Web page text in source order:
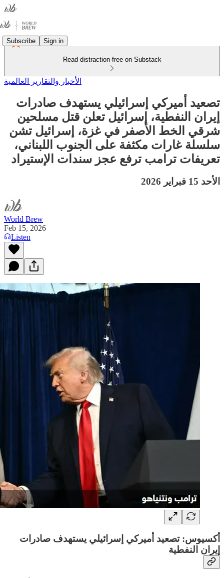
Subscribe Sign in
Read distraction-free on Substack
الأخبار والتقارير العالمية
تصعيد أميركي إسرائيلي يستهدف صادرات
إيران النفطية، إسرائيل تعلن قتل مسلحين
شرقي الخط الأصفر في غزة، إسرائيل تشن
سلسلة غارات مكثفة على الجنوب اللبناني،
تعريفات ترامب ترفع عجز سندات الإستيراد
الأحد 15 فبراير 2026
World Brew
Feb 15, 2026
Listen
أكسيوس: تصعيد أميركي إسرائيلي يستهدف صادرات
إيران النفطية